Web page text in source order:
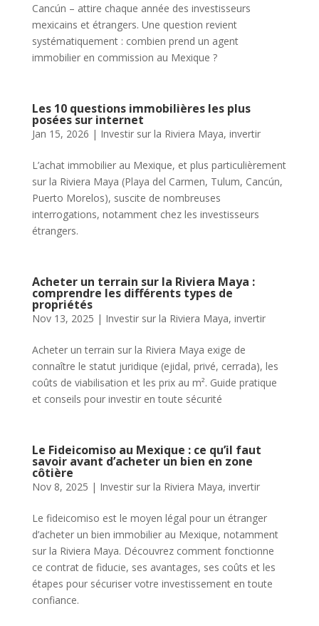
Cancún – attire chaque année des investisseurs
mexicains et étrangers. Une question revient
systématiquement : combien prend un agent
immobilier en commission au Mexique ?
Les 10 questions immobilières les plus
posées sur internet
Jan 15, 2026 | Investir sur la Riviera Maya, invertir
L’achat immobilier au Mexique, et plus particulièrement
sur la Riviera Maya (Playa del Carmen, Tulum, Cancún,
Puerto Morelos), suscite de nombreuses
interrogations, notamment chez les investisseurs
étrangers.
Acheter un terrain sur la Riviera Maya :
comprendre les différents types de
propriétés
Nov 13, 2025 | Investir sur la Riviera Maya, invertir
Acheter un terrain sur la Riviera Maya exige de
connaître le statut juridique (ejidal, privé, cerrada), les
coûts de viabilisation et les prix au m². Guide pratique
et conseils pour investir en toute sécurité
Le Fideicomiso au Mexique : ce qu’il faut
savoir avant d’acheter un bien en zone
côtière
Nov 8, 2025 | Investir sur la Riviera Maya, invertir
Le fideicomiso est le moyen légal pour un étranger
d’acheter un bien immobilier au Mexique, notamment
sur la Riviera Maya. Découvrez comment fonctionne
ce contrat de fiducie, ses avantages, ses coûts et les
étapes pour sécuriser votre investissement en toute
confiance.